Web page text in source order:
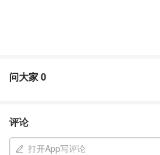
问大家0
评论
打开App写评论